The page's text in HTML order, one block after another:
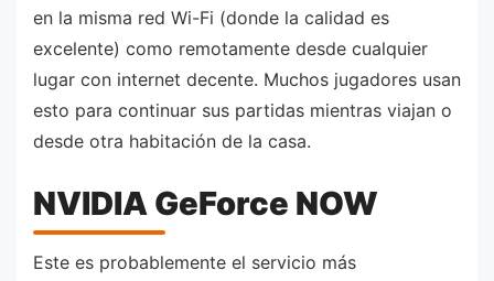
en la misma red Wi-Fi (donde la calidad es
excelente) como remotamente desde cualquier
lugar con internet decente. Muchos jugadores usan
esto para continuar sus partidas mientras viajan o
desde otra habitación de la casa.
NVIDIA GeForce NOW
Este es probablemente el servicio más